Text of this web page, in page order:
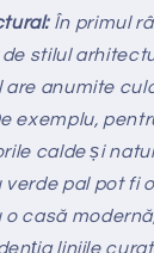
În primul
stilul
anumite
exemplu,
calde și
verde pal pot fi
o casă
liniile